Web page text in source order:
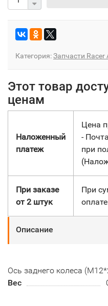
Категория:Запчасти Racer
Этот товар
ценам
Наложенный
платеж
Цена
-
при
При заказе
от 2 штук
При
Описание
Ось заднего колеса
Вес